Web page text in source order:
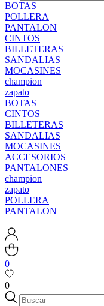
BOTAS
POLLERA
PANTALON
CINTOS
BILLETERAS
SANDALIAS
MOCASINES
champion
zapato
BOTAS
CINTOS
BILLETERAS
SANDALIAS
MOCASINES
ACCESORIOS
PANTALONES
champion
zapato
POLLERA
PANTALON
0
0